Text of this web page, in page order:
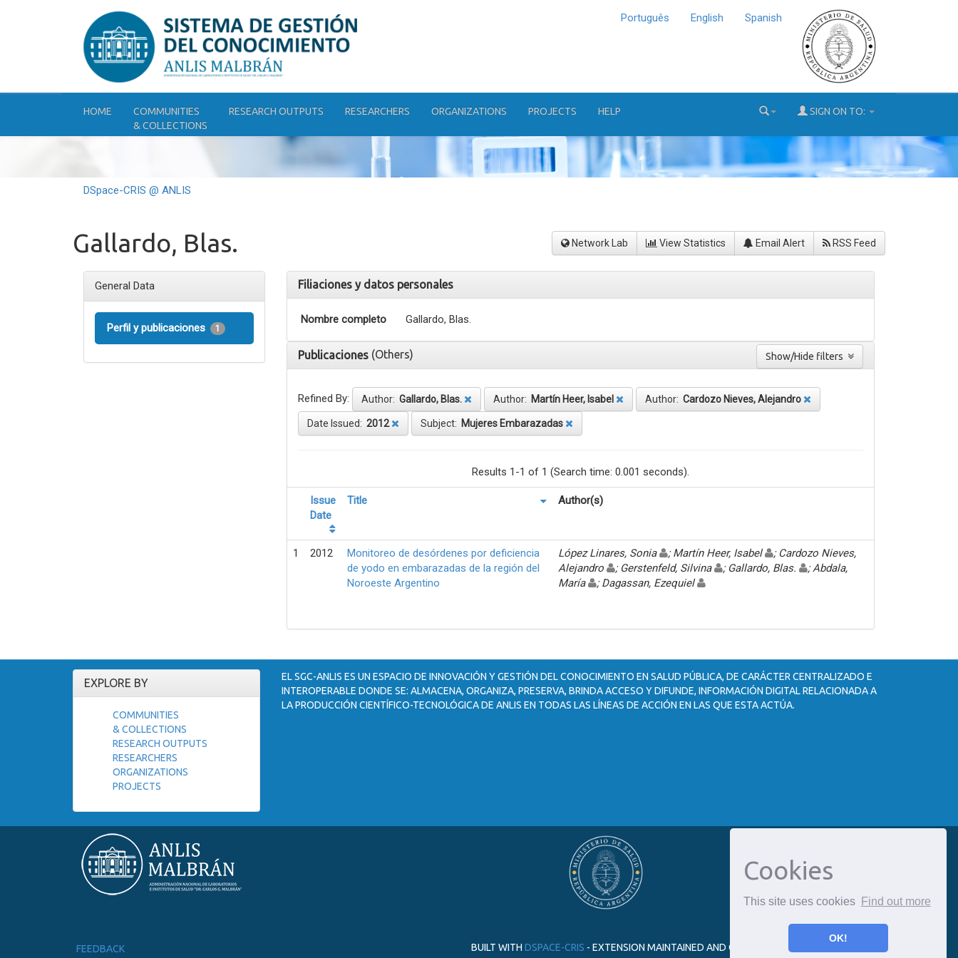
Cookies
This site uses cookies Find out more
OK!
Português English Spanish
HOME
COMMUNITIES
& COLLECTIONS
RESEARCH OUTPUTS RESEARCHERS ORGANIZATIONS PROJECTS HELP SIGN ON TO:
DSpace-CRIS @ ANLIS
Gallardo, Blas. Network Lab View Statistics Email Alert RSS Feed
General Data
Perfil y publicaciones 1
Filiaciones y datos personales
Nombre completo Gallardo, Blas.
Publicaciones (Others)
Refined By: Author: Gallardo, Blas. Author: Martín Heer, Isabel Author: Cardozo Nieves, Alejandro
Date Issued: 2012 Subject: Mujeres Embarazadas
Results 1-1 of 1 (Search time: 0.001 seconds).
Issue
Date
Title Author(s)
1 2012
Monitoreo de desórdenes por deficiencia
de yodo en embarazadas de la región del
Noroeste Argentino
López Linares, Sonia ; Martín Heer, Isabel
; Cardozo Nieves,
Alejandro
; Gerstenfeld, Silvina ; Gallardo, Blas.
; Abdala,
María
; Dagassan, Ezequiel
EXPLORE BY
COMMUNITIES
& COLLECTIONS
RESEARCH OUTPUTS
RESEARCHERS
ORGANIZATIONS
PROJECTS
EL SGC-ANLIS ES UN ESPACIO DE INNOVACIÓN Y GESTIÓN DEL CONOCIMIENTO EN SALUD PÚBLICA, DE CARÁCTER CENTRALIZADO E
INTEROPERABLE DONDE SE: ALMACENA, ORGANIZA, PRESERVA, BRINDA ACCESO Y DIFUNDE, INFORMACIÓN DIGITAL RELACIONADA A
LA PRODUCCIÓN CIENTÍFICO-TECNOLÓGICA DE ANLIS EN TODAS LAS LÍNEAS DE ACCIÓN EN LAS QUE ESTA ACTÚA.
FEEDBACK BUILT WITH DSPACE-CRIS - EXTENSION MAINTAINED AND OPTIMIZED BY